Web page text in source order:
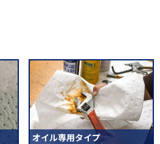
オイル専用タイプ